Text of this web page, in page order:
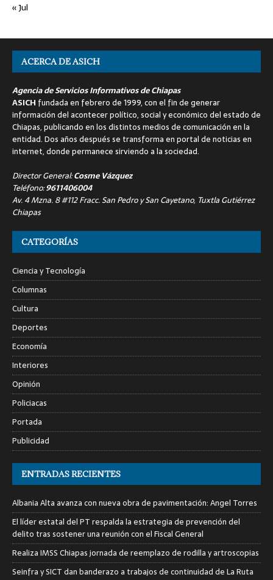
« Jul
ACERCA DE ASICH
Agencia de Servicios Informativos de Chiapas
ASICH fundada en febrero de 1999, con el fin de generar
información del acontecer político, social y económico del estado de
Chiapas, publicando en los distintos medios de comunicación en la
entidad. Dos años después se transforma en portal de noticias en
internet, donde permanece sirviendo a la sociedad.
Director General:Cosme Vázquez
Teléfono:9611406004
Av. 4 Mzna. 8 #112 Fracc. San Pedro y San Cayetano, Tuxtla Gutiérrez
Chiapas
CATEGORÍAS
Ciencia y Tecnología
Columnas
Cultura
Deportes
Economía
Interiores
Opinión
Policiacas
Portada
Publicidad
ENTRADAS RECIENTES
Albania Alta avanza con nueva obra de pavimentación: Angel Torres
El líder estatal del PT respalda la estrategia de prevención del
delito tras sostener una reunión con el Fiscal General
Realiza IMSS Chiapas jornada de reemplazo de rodilla y artroscopias
Seinfra y SICT dan banderazo a trabajos de continuidad de La Ruta